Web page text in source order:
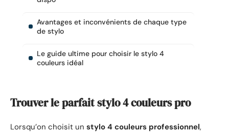
Avantages et inconvénients de chaque type
de stylo
Le guide ultime pour choisir le stylo 4
couleurs idéal
Trouver le parfait stylo 4 couleurs pro
Lorsqu’on choisit un stylo 4 couleurs professionnel,